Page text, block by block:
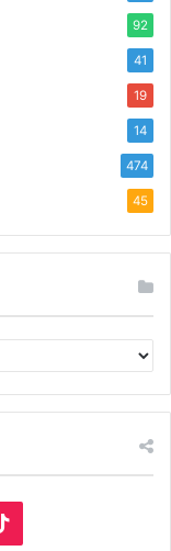
92
41
19
14
474
45